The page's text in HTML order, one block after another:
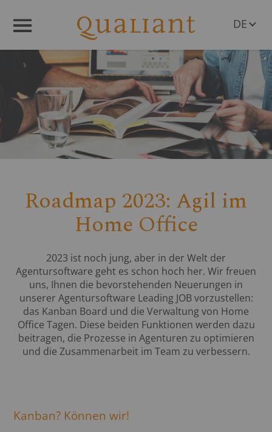
DE
Roadmap 2023: Agil im
Home Office
2023 ist noch jung, aber in der Welt der
Agentursoftware geht es schon hoch her. Wir freuen
uns, Ihnen die bevorstehenden Neuerungen in
unserer Agentursoftware Leading JOB vorzustellen:
das Kanban Board und die Verwaltung von Home
Office Tagen. Diese beiden Funktionen werden dazu
beitragen, die Prozesse in Agenturen zu optimieren
und die Zusammenarbeit im Team zu verbessern.
Kanban? Können wir!